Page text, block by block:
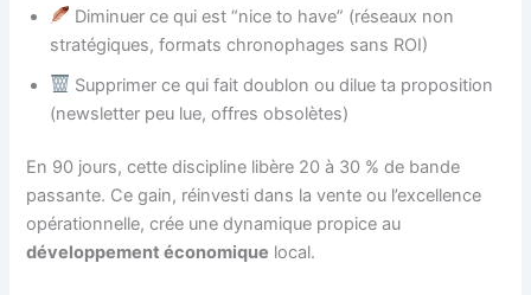
Diminuer ce qui est “nice to have” (réseaux non
stratégiques, formats chronophages sans ROI)
Supprimer ce qui fait doublon ou dilue ta proposition
(newsletter peu lue, offres obsolètes)
En 90 jours, cette discipline libère 20 à 30 % de bande
passante. Ce gain, réinvesti dans la vente ou l’excellence
opérationnelle, crée une dynamique propice au
développement économique local.